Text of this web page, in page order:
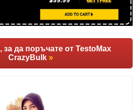
за да поръчате от TestoMax
CrazyBulk »